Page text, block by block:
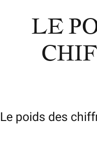
LE
Le poids des